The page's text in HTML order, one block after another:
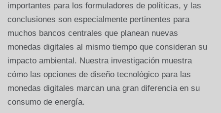
importantes para los formuladores de políticas, y las
conclusiones son especialmente pertinentes para
muchos bancos centrales que planean nuevas
monedas digitales al mismo tiempo que consideran su
impacto ambiental. Nuestra investigación muestra
cómo las opciones de diseño tecnológico para las
monedas digitales marcan una gran diferencia en su
consumo de energía.